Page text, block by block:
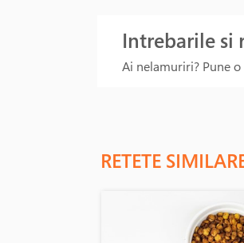
Intrebarile si
Ai nelamuriri? Pune
RETETE